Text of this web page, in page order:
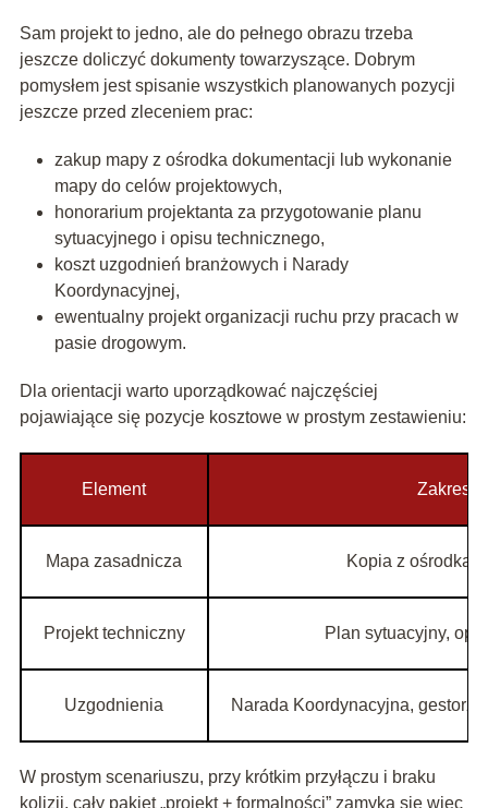
Sam projekt to jedno, ale do pełnego obrazu trzeba
jeszcze doliczyć dokumenty towarzyszące. Dobrym
pomysłem jest spisanie wszystkich planowanych pozycji
jeszcze przed zleceniem prac:
zakup mapy z ośrodka dokumentacji lub wykonanie
mapy do celów projektowych,
honorarium projektanta za przygotowanie planu
sytuacyjnego i opisu technicznego,
koszt uzgodnień branżowych i Narady
Koordynacyjnej,
ewentualny projekt organizacji ruchu przy pracach w
pasie drogowym.
Dla orientacji warto uporządkować najczęściej
pojawiające się pozycje kosztowe w prostym zestawieniu:
Element Zakres
Mapa zasadnicza Kopia z ośrodka
Projekt techniczny Plan sytuacyjny,
Uzgodnienia Narada Koordynacyjna,
W prostym scenariuszu, przy krótkim przyłączu i braku
kolizji, cały pakiet „projekt + formalności” zamyka się więc